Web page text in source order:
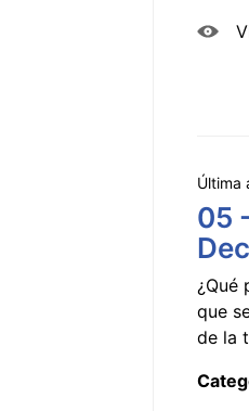
Última
05
¿Qué
que
de la